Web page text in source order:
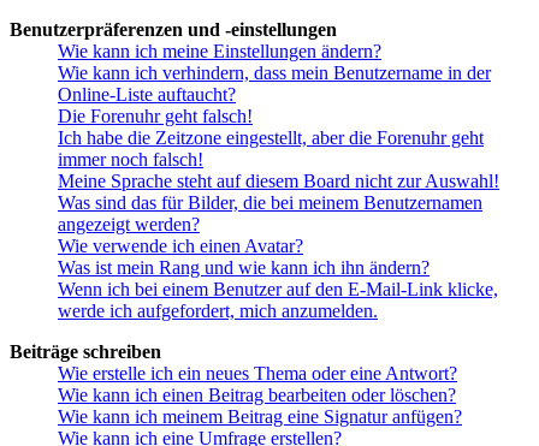
Benutzerpräferenzen und -einstellungen
Wie kann ich meine Einstellungen ändern?
Wie kann ich verhindern, dass mein Benutzername in der
Online-Liste auftaucht?
Die Forenuhr geht falsch!
Ich habe die Zeitzone eingestellt, aber die Forenuhr geht
immer noch falsch!
Meine Sprache steht auf diesem Board nicht zur Auswahl!
Was sind das für Bilder, die bei meinem Benutzernamen
angezeigt werden?
Wie verwende ich einen Avatar?
Was ist mein Rang und wie kann ich ihn ändern?
Wenn ich bei einem Benutzer auf den E-Mail-Link klicke,
werde ich aufgefordert, mich anzumelden.
Beiträge schreiben
Wie erstelle ich ein neues Thema oder eine Antwort?
Wie kann ich einen Beitrag bearbeiten oder löschen?
Wie kann ich meinem Beitrag eine Signatur anfügen?
Wie kann ich eine Umfrage erstellen?